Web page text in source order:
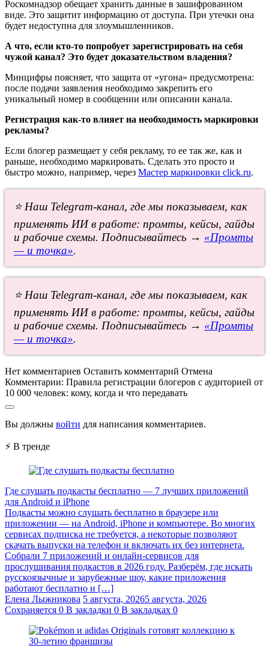
Роскомнадзор обещает хранить данные в зашифрованном
виде. Это защитит информацию от доступа. При утечки она
будет недоступна для злоумышленников.
А что, если кто-то попробует зарегистрировать на себя
чужой канал? Это будет доказательством владения?
Минцифры поясняет, что защита от «угона» предусмотрена:
после подачи заявления необходимо закрепить его
уникальный номер в сообщении или описании канала.
Регистрация как-то влияет на необходимость маркировки
рекламы?
Если блогер размещает у себя рекламу, то ее так же, как и
раньше, необходимо маркировать. Сделать это просто и
быстро можно, например, через Мастер маркировки click.ru.
⭐ Наш Telegram-канал, где мы показываем, как
применять ИИ в работе: промты, кейсы, гайды
и рабочие схемы. Подписывайтесь → «Промты
— и точка».
⭐ Наш Telegram-канал, где мы показываем, как
применять ИИ в работе: промты, кейсы, гайды
и рабочие схемы. Подписывайтесь → «Промты
— и точка».
Нет комментариев Оставить комментарий Отмена
Комментарии: Правила регистрации блогеров с аудиторией от
10 000 человек: кому, когда и что передавать
Вы должны войти для написания комментариев.
⚡ В тренде
Где слушать подкасты бесплатно — 7 лучших приложений
для Android и iPhone
Подкасты можно слушать бесплатно в браузере или
приложении — на Android, iPhone и компьютере. Во многих
сервисах подписка не требуется, а некоторые позволяют
скачать выпуски на телефон и включать их без интернета.
Собрали 7 приложений и онлайн-сервисов для
прослушивания подкастов в 2026 году. Разберём, где искать
русскоязычные и зарубежные шоу, какие приложения
работают бесплатно и […]
Елена Лыжникова 5 августа, 20265 августа, 2026
Сохраняется 0 В закладки 0 В закладках 0